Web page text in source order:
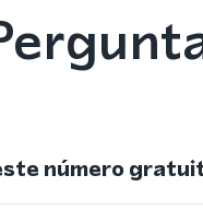
número